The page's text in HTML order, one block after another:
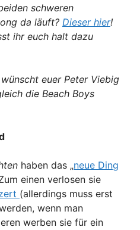
schweren
da läuft? Dieser hier!
ihr euch halt dazu
euer Peter Viebig
die Beach Boys
haben das „neue Ding
einen verlosen sie
(allerdings muss erst
wenn man
werben sie für ein